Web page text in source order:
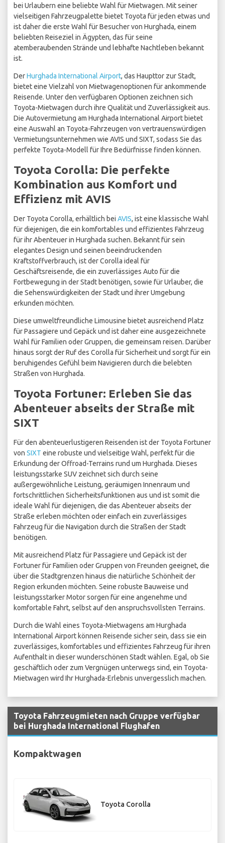
bei Urlaubern eine beliebte Wahl für Mietwagen. Mit seiner
vielseitigen Fahrzeugpalette bietet Toyota für jeden etwas und
ist daher die erste Wahl für Besucher von Hurghada, einem
beliebten Reiseziel in Ägypten, das für seine
atemberaubenden Strände und lebhafte Nachtleben bekannt
ist.
DerHurghada International Airport, das Haupttor zur Stadt,
bietet eine Vielzahl von Mietwagenoptionen für ankommende
Reisende. Unter den verfügbaren Optionen zeichnen sich
Toyota-Mietwagen durch ihre Qualität und Zuverlässigkeit aus.
Die Autovermietung am Hurghada International Airport bietet
eine Auswahl an Toyota-Fahrzeugen von vertrauenswürdigen
Vermietungsunternehmen wie AVIS und SIXT, sodass Sie das
perfekte Toyota-Modell für Ihre Bedürfnisse finden können.
Toyota Corolla: Die perfekte
Kombination aus Komfort und
Effizienz mit AVIS
Der Toyota Corolla, erhältlich bei AVIS, ist eine klassische Wahl
für diejenigen, die ein komfortables und effizientes Fahrzeug
für ihr Abenteuer in Hurghada suchen. Bekannt für sein
elegantes Design und seinen beeindruckenden
Kraftstoffverbrauch, ist der Corolla ideal für
Geschäftsreisende, die ein zuverlässiges Auto für die
Fortbewegung in der Stadt benötigen, sowie für Urlauber, die
die Sehenswürdigkeiten der Stadt und ihrer Umgebung
erkunden möchten.
Diese umweltfreundliche Limousine bietet ausreichend Platz
für Passagiere und Gepäck und ist daher eine ausgezeichnete
Wahl für Familien oder Gruppen, die gemeinsam reisen. Darüber
hinaus sorgt der Ruf des Corolla für Sicherheit und sorgt für ein
beruhigendes Gefühl beim Navigieren durch die belebten
Straßen von Hurghada.
Toyota Fortuner: Erleben Sie das
Abenteuer abseits der Straße mit
SIXT
Für den abenteuerlustigeren Reisenden ist der Toyota Fortuner
von SIXT eine robuste und vielseitige Wahl, perfekt für die
Erkundung der Offroad-Terrains rund um Hurghada. Dieses
leistungsstarke SUV zeichnet sich durch seine
außergewöhnliche Leistung, geräumigen Innenraum und
fortschrittlichen Sicherheitsfunktionen aus und ist somit die
ideale Wahl für diejenigen, die das Abenteuer abseits der
Straße erleben möchten oder einfach ein zuverlässiges
Fahrzeug für die Navigation durch die Straßen der Stadt
benötigen.
Mit ausreichend Platz für Passagiere und Gepäck ist der
Fortuner für Familien oder Gruppen von Freunden geeignet, die
über die Stadtgrenzen hinaus die natürliche Schönheit der
Region erkunden möchten. Seine robuste Bauweise und
leistungsstarker Motor sorgen für eine angenehme und
komfortable Fahrt, selbst auf den anspruchsvollsten Terrains.
Durch die Wahl eines Toyota-Mietwagens am Hurghada
International Airport können Reisende sicher sein, dass sie ein
zuverlässiges, komfortables und effizientes Fahrzeug für ihren
Aufenthalt in dieser wunderschönen Stadt wählen. Egal, ob Sie
geschäftlich oder zum Vergnügen unterwegs sind, ein Toyota-
Mietwagen wird Ihr Hurghada-Erlebnis unvergesslich machen.
Toyota Fahrzeugmieten nach Gruppe verfügbar
bei Hurghada International Flughafen
Kompaktwagen
Toyota Corolla